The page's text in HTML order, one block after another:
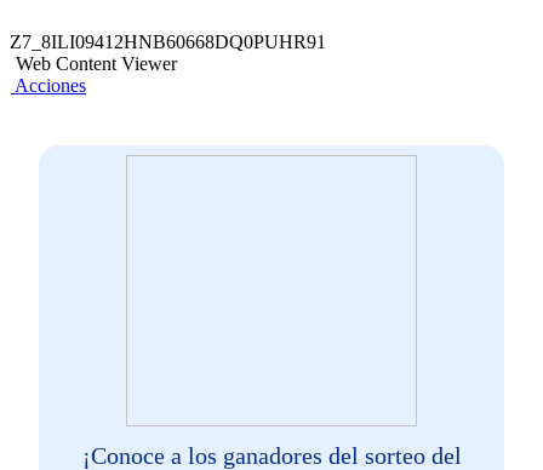
Z7_8ILI09412HNB60668DQ0PUHR91
Web Content Viewer
Acciones
¡Conoce a los ganadores del sorteo del